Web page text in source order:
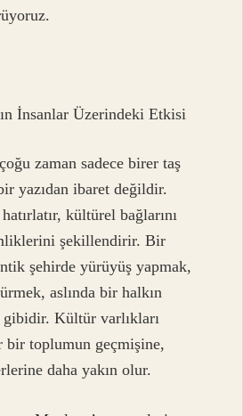
İnsanlar Üzerindeki Etkisi
zaman sadece birer taş
yazıdan ibaret değildir.
kültürel bağlarını
şekillendirir. Bir
şehirde yürüyüş yapmak,
aslında bir halkın
gibidir. Kültür varlıkları
bir toplumun geçmişine,
daha yakın olur.